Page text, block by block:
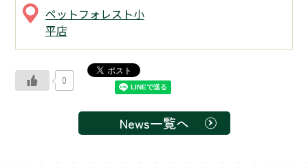
ペットフォレスト小
平店
0
News一覧へ